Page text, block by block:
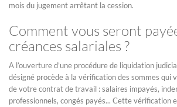
mois du jugement arrêtant la cession.
Comment vous seront
créances salariales ?
A l’ouverture d’une procédure de liquidation
désigné procède à la vérification des sommes qui
de votre contrat de travail : salaires impayés,
professionnels, congés payés... Cette vérification